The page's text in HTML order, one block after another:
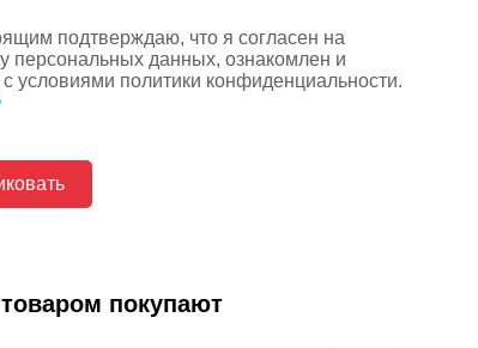
подтверждаю, что я согласен на
персональных данных, ознакомлен и
с условиями политики конфиденциальности.
покупают